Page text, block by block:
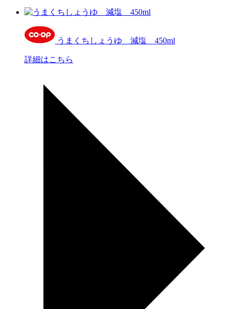
うまくちしょうゆ 減塩 450ml
詳細はこちら